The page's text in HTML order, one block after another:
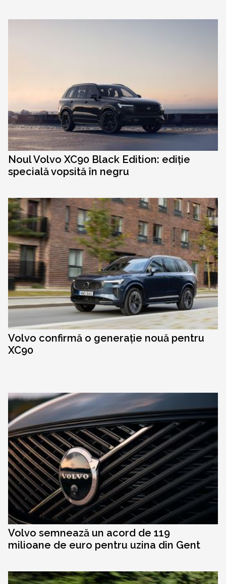
Noul Volvo XC90 Black Edition: ediție
specială vopsită în negru
Volvo confirmă o generație nouă pentru
XC90
Volvo semnează un acord de 119
milioane de euro pentru uzina din Gent